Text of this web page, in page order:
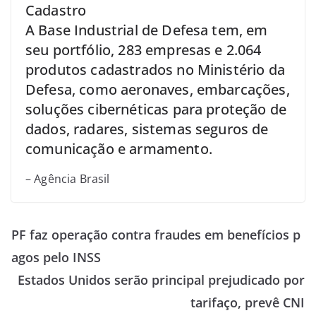
Cadastro
A Base Industrial de Defesa tem, em
seu portfólio, 283 empresas e 2.064
produtos cadastrados no Ministério da
Defesa, como aeronaves, embarcações,
soluções cibernéticas para proteção de
dados, radares, sistemas seguros de
comunicação e armamento.
– Agência Brasil
PF faz operação contra fraudes em benefícios p
agos pelo INSS
Estados Unidos serão principal prejudicado por
tarifaço, prevê CNI